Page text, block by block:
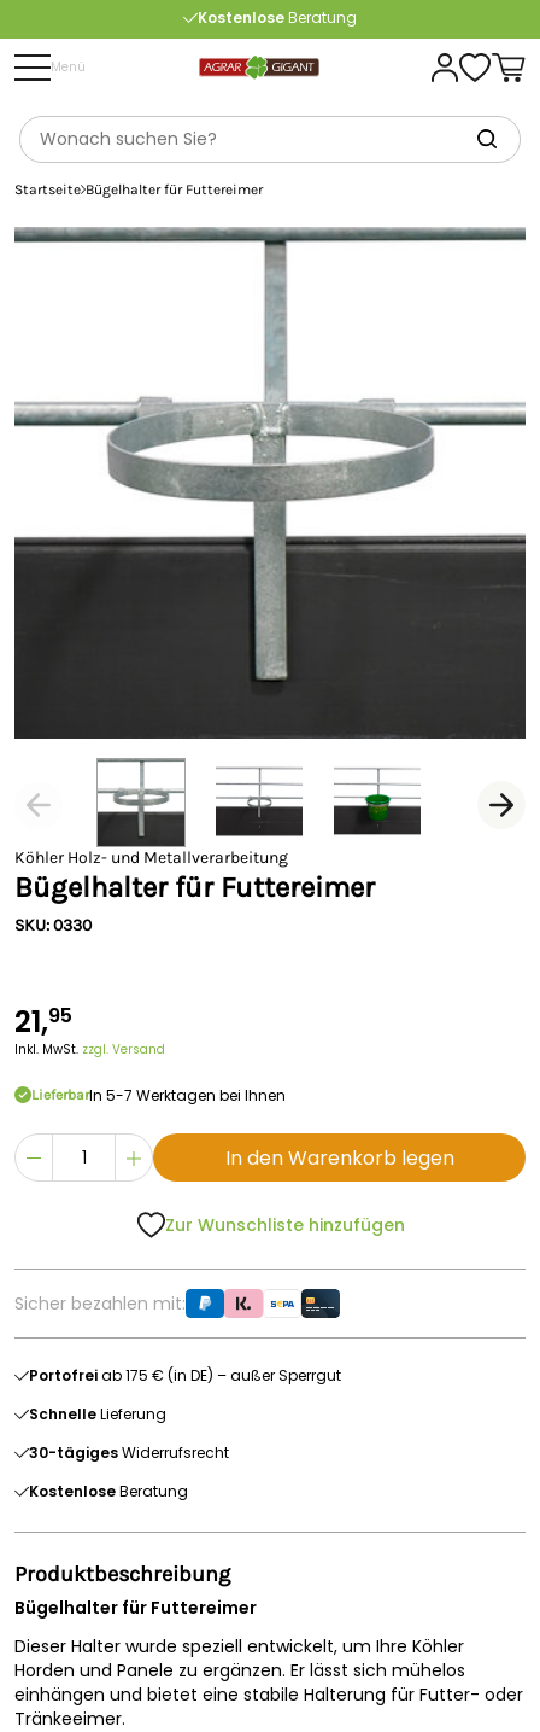
KostenloseBeratung
ab 175 € (in DE) – außer Sperrgut
Menü
Startseite Bügelhalter für Futtereimer
Köhler Holz- und Metallverarbeitung
Bügelhalter für Futtereimer
SKU: 0330
21,95
Inkl. MwSt. zzgl. Versand
LieferbarIn 5-7 Werktagen bei Ihnen
In den Warenkorb legen
Zur Wunschliste hinzufügen
Sicher bezahlen mit:
Portofreiab 175 € (in DE) – außer Sperrgut
SchnelleLieferung
30-tägigesWiderrufsrecht
KostenloseBeratung
Produktbeschreibung
Bügelhalter für Futtereimer
Dieser Halter wurde speziell entwickelt, um Ihre Köhler
Horden und Panele zu ergänzen. Er lässt sich mühelos
einhängen und bietet eine stabile Halterung für Futter- oder
Tränkeeimer.